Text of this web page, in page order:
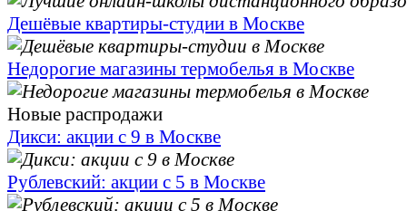
Дешёвые квартиры-студии в Москве
Недорогие магазины термобелья в Москве
Новые распродажи
Дикси: акции с 9 в Москве
Рублевский: акции с 5 в Москве